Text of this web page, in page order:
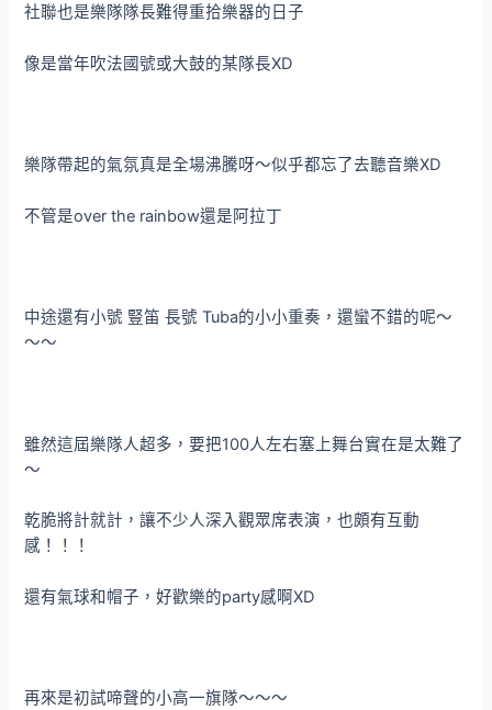
社聯也是樂隊隊長難得重拾樂器的日子
像是當年吹法國號或大鼓的某隊長XD
樂隊帶起的氣氛真是全場沸騰呀～似乎都忘了去聽音樂XD
不管是over the rainbow還是阿拉丁
中途還有小號 豎笛 長號 Tuba的小小重奏，還蠻不錯的呢～
～～
雖然這屆樂隊人超多，要把100人左右塞上舞台實在是太難了
～
乾脆將計就計，讓不少人深入觀眾席表演，也頗有互動
感！！！
還有氣球和帽子，好歡樂的party感啊XD
再來是初試啼聲的小高一旗隊～～～